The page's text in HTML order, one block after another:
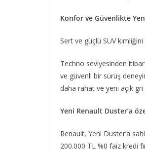
Konfor ve Güvenlikte
Sert ve güçlü SUV
Techno seviyesinden
ve güvenli bir sürüş
daha rahat ve yeni açık
Yeni Renault Duster’a
Renault, Yeni Duster’a
200.000 TL %0 faiz kredi